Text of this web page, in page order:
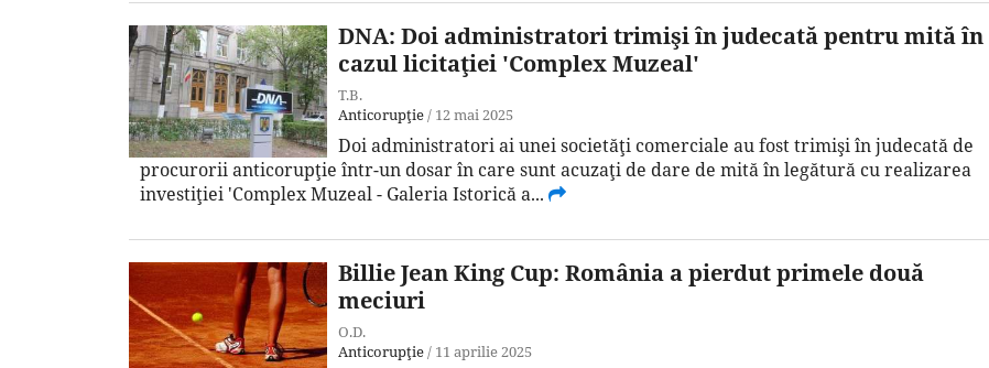
DNA: Doi administratori trimişi în judecată pentru mită în
cazul licitaţiei 'Complex Muzeal'
T.B.
Anticorupţie / 12 mai 2025
Doi administratori ai unei societăţi comerciale au fost trimişi în judecată de
procurorii anticorupţie într-un dosar în care sunt acuzaţi de dare de mită în legătură cu realizarea
investiţiei 'Complex Muzeal - Galeria Istorică a...
Billie Jean King Cup: România a pierdut primele două
meciuri
O.D.
Anticorupţie / 11 aprilie 2025